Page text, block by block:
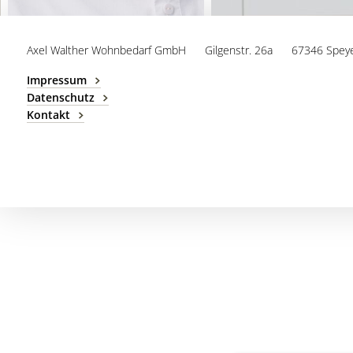
Axel Walther Wohnbedarf GmbH Gilgenstr. 26a
67346
Impressum
Datenschutz
Kontakt